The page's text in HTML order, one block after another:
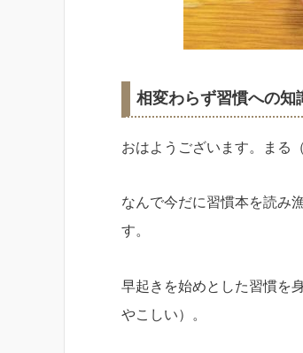
相変わらず習慣への知
おはようございます。まる（
なんで今だに習慣本を読み
す。
早起きを始めとした習慣を
やこしい）。